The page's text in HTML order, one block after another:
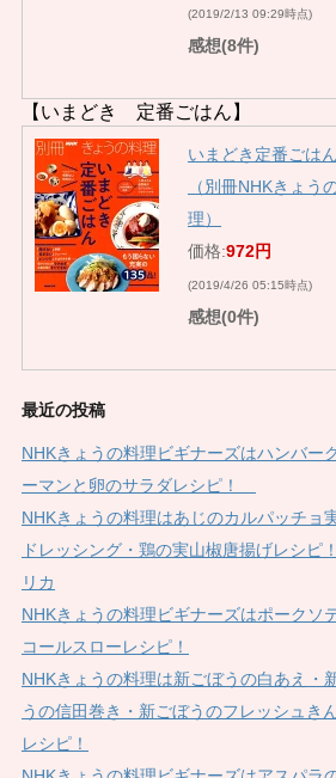
(2019/2/13 09:29時点)
感想(8件)
【いまどき 定番ごはん】
いまどき定番ごはん
（別冊NHKきょう
理）
価格:972円
(2019/4/26 05:15時点)
感想(0件)
最近の投稿
NHKきょうの料理ビギナーズはハンバー
ーマンと卵のサラダレシピ！
NHKきょうの料理はあじのカルパッチョ
ドレッシング・鶏の実山椒唐揚げレシピ
リカ
NHKきょうの料理ビギナーズはポークソ
コールスローレシピ！
NHKきょうの料理は新ごぼうの白あえ・
うの信田巻き・新ごぼうのフレッシュき
レシピ！